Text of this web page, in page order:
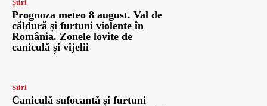
Știri
Prognoza meteo 8 august. Val de
căldură și furtuni violente în
România. Zonele lovite de
caniculă și vijelii
Știri
Caniculă sufocantă și furtuni